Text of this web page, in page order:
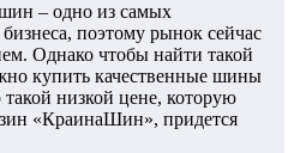
– одно из самых
поэтому рынок сейчас
Однако чтобы найти такой
купить качественные шины
низкой цене, которую
«КраинаШин», придется